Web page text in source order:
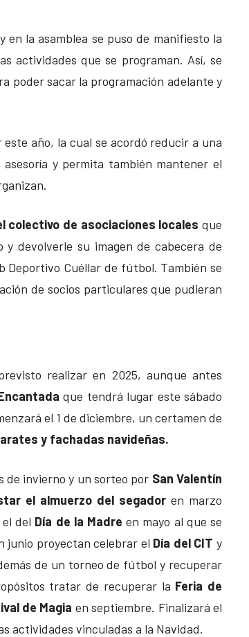
y en la asamblea se puso de manifiesto la
actividades que se programan. Así, se
poder sacar la programación adelante y
año, la cual se acordó reducir a una
y permita también mantener el
colectivo de asociaciones locales que
devolverle su imagen de cabecera de
Deportivo Cuéllar de fútbol. También se
de socios particulares que pudieran
realizar en 2025, aunque antes
que tendrá lugar este sábado
el 1 de diciembre, un certamen de
y fachadas navideñas.
de invierno y un sorteo por San Valentín
el almuerzo del segadoren marzo
del Día de la Madre en mayo al que se
junio proyectan celebrar el Día del CIT y
de un torneo de fútbol y recuperar
tratar de recuperar la Feria de
de Magia en septiembre. Finalizará el
actividades vinculadas a la Navidad.